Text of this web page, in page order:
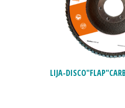
LIJA-